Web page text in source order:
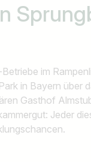
im
in Bayern über
Gasthof
Jeder